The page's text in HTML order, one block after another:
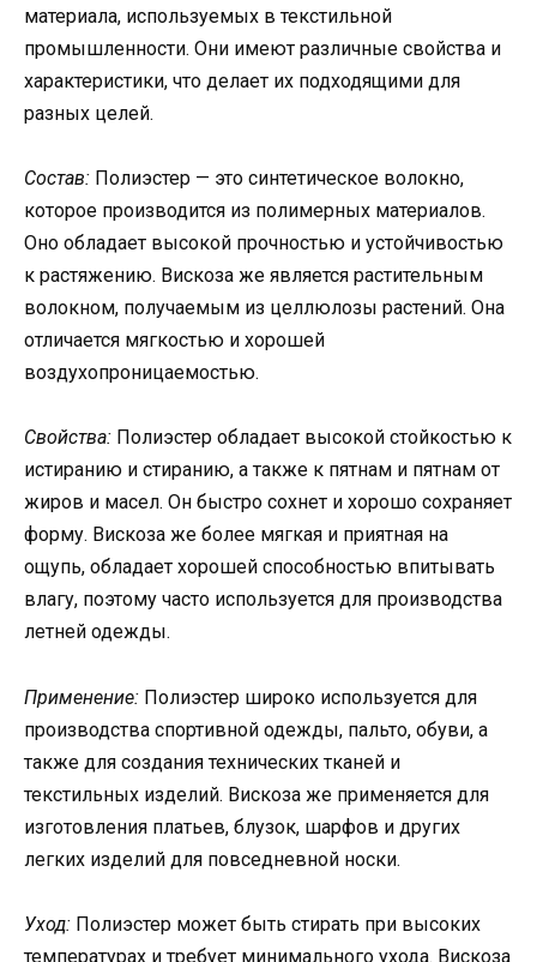
материала, используемых в текстильной
промышленности. Они имеют различные свойства и
характеристики, что делает их подходящими для
разных целей.
Состав: Полиэстер — это синтетическое волокно,
которое производится из полимерных материалов.
Оно обладает высокой прочностью и устойчивостью
к растяжению. Вискоза же является растительным
волокном, получаемым из целлюлозы растений. Она
отличается мягкостью и хорошей
воздухопроницаемостью.
Свойства: Полиэстер обладает высокой стойкостью к
истиранию и стиранию, а также к пятнам и пятнам от
жиров и масел. Он быстро сохнет и хорошо сохраняет
форму. Вискоза же более мягкая и приятная на
ощупь, обладает хорошей способностью впитывать
влагу, поэтому часто используется для производства
летней одежды.
Применение: Полиэстер широко используется для
производства спортивной одежды, пальто, обуви, а
также для создания технических тканей и
текстильных изделий. Вискоза же применяется для
изготовления платьев, блузок, шарфов и других
легких изделий для повседневной носки.
Уход: Полиэстер может быть стирать при высоких
температурах и требует минимального ухода. Вискоза